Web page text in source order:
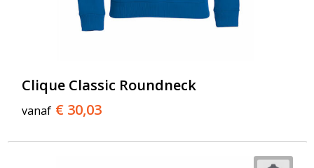
Clique Classic Roundneck
vanaf € 30,03